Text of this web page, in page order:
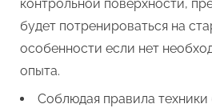
контрольной поверхности,
будет потренироваться на
особенности если нет
опыта.
Соблюдая правила